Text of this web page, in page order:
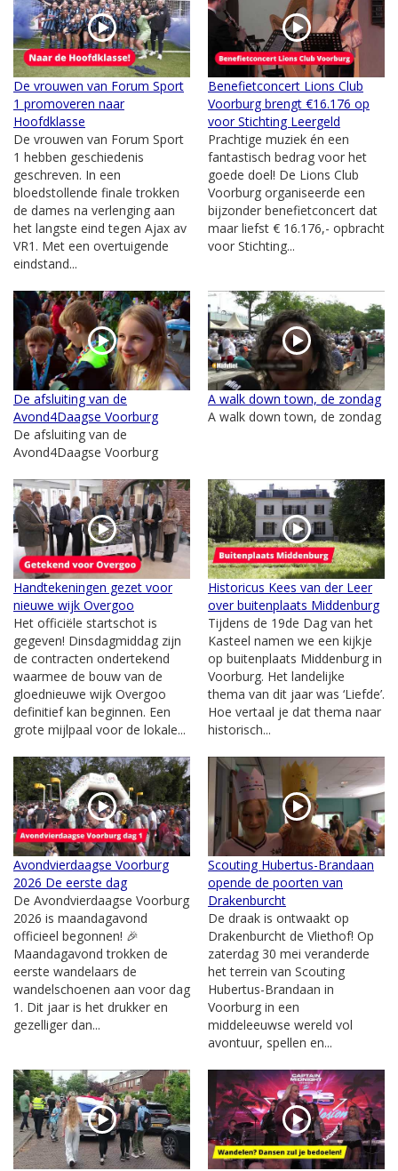
De vrouwen van Forum Sport
1 promoveren naar
Hoofdklasse
De vrouwen van Forum Sport
1 hebben geschiedenis
geschreven. In een
bloedstollende finale trokken
de dames na verlenging aan
het langste eind tegen Ajax av
VR1. Met een overtuigende
eindstand...
Benefietconcert Lions Club
Voorburg brengt €16.176 op
voor Stichting Leergeld
Prachtige muziek én een
fantastisch bedrag voor het
goede doel! De Lions Club
Voorburg organiseerde een
bijzonder benefietconcert dat
maar liefst € 16.176,- opbracht
voor Stichting...
De afsluiting van de
Avond4Daagse Voorburg
De afsluiting van de
Avond4Daagse Voorburg
A walk down town, de zondag
A walk down town, de zondag
Handtekeningen gezet voor
nieuwe wijk Overgoo
Het officiële startschot is
gegeven! Dinsdagmiddag zijn
de contracten ondertekend
waarmee de bouw van de
gloednieuwe wijk Overgoo
definitief kan beginnen. Een
grote mijlpaal voor de lokale...
Historicus Kees van der Leer
over buitenplaats Middenburg
Tijdens de 19de Dag van het
Kasteel namen we een kijkje
op buitenplaats Middenburg in
Voorburg. Het landelijke
thema van dit jaar was ‘Liefde’.
Hoe vertaal je dat thema naar
historisch...
Avondvierdaagse Voorburg
2026 De eerste dag
De Avondvierdaagse Voorburg
2026 is maandagavond
officieel begonnen! 🎉
Maandagavond trokken de
eerste wandelaars de
wandelschoenen aan voor dag
1. Dit jaar is het drukker en
gezelliger dan...
Scouting Hubertus-Brandaan
opende de poorten van
Drakenburcht
De draak is ontwaakt op
Drakenburcht de Vliethof! Op
zaterdag 30 mei veranderde
het terrein van Scouting
Hubertus-Brandaan in
Voorburg in een
middeleeuwse wereld vol
avontuur, spellen en...